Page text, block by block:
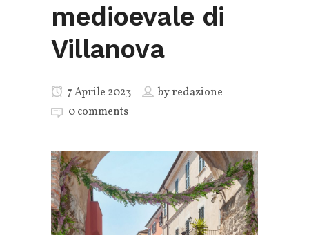
medioevale di
Villanova
7 Aprile 2023 byredazione
0 comments